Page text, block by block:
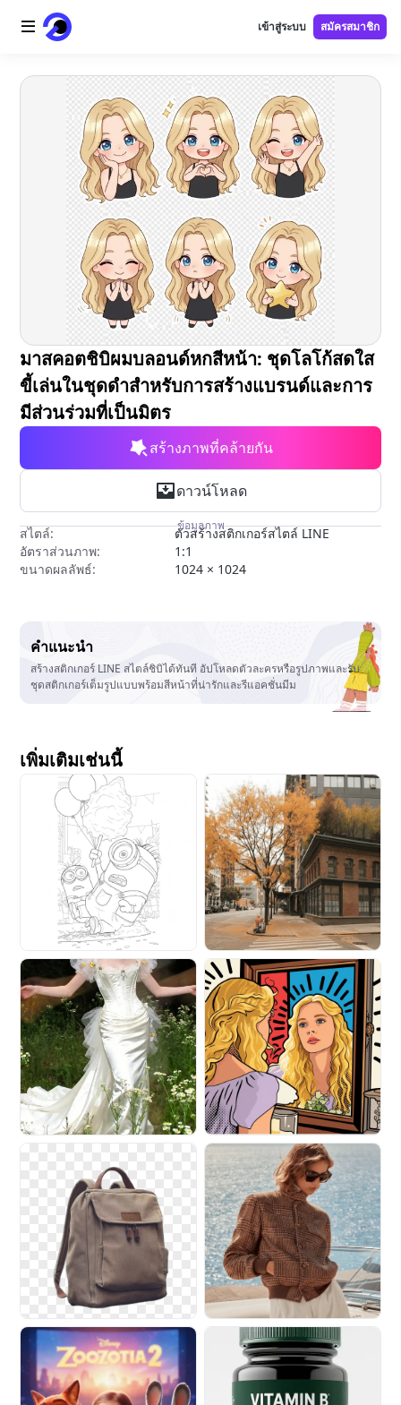
หน้าแรก
เครื่องมือ AI
เครื่องมือฟรี
เข้าสู่ระบบ สมัครสมาชิก
มาสคอตชิบิผมบลอนด์หกสีหน้า: ชุดโลโก้สดใส
ขี้เล่นในชุดดำสำหรับการสร้างแบรนด์และการ
มีส่วนร่วมที่เป็นมิตร
สร้างภาพที่คล้ายกัน
ดาวน์โหลด
ข้อมูลภาพ
สไตล์:
ตัวสร้างสติกเกอร์สไตล์ LINE
อัตราส่วนภาพ:
1:1
ขนาดผลลัพธ์:
1024 × 1024
คำแนะนำ
สร้างสติกเกอร์ LINE สไตล์ชิบิได้ทันที อัปโหลดตัวละครหรือรูปภาพและรับ
ชุดสติกเกอร์เต็มรูปแบบพร้อมสีหน้าที่น่ารักและรีแอคชั่นมีม
เพิ่มเติมเช่นนี้